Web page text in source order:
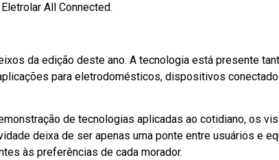
All Connected.
da edição deste ano. A tecnologia está presente
para eletrodomésticos, dispositivos
de tecnologias aplicadas ao cotidiano, os
deixa de ser apenas uma ponte entre usuários e
às preferências de cada morador.